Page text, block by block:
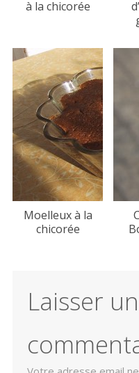
à la chicorée
Moelleux à la
chicorée
Laisser un